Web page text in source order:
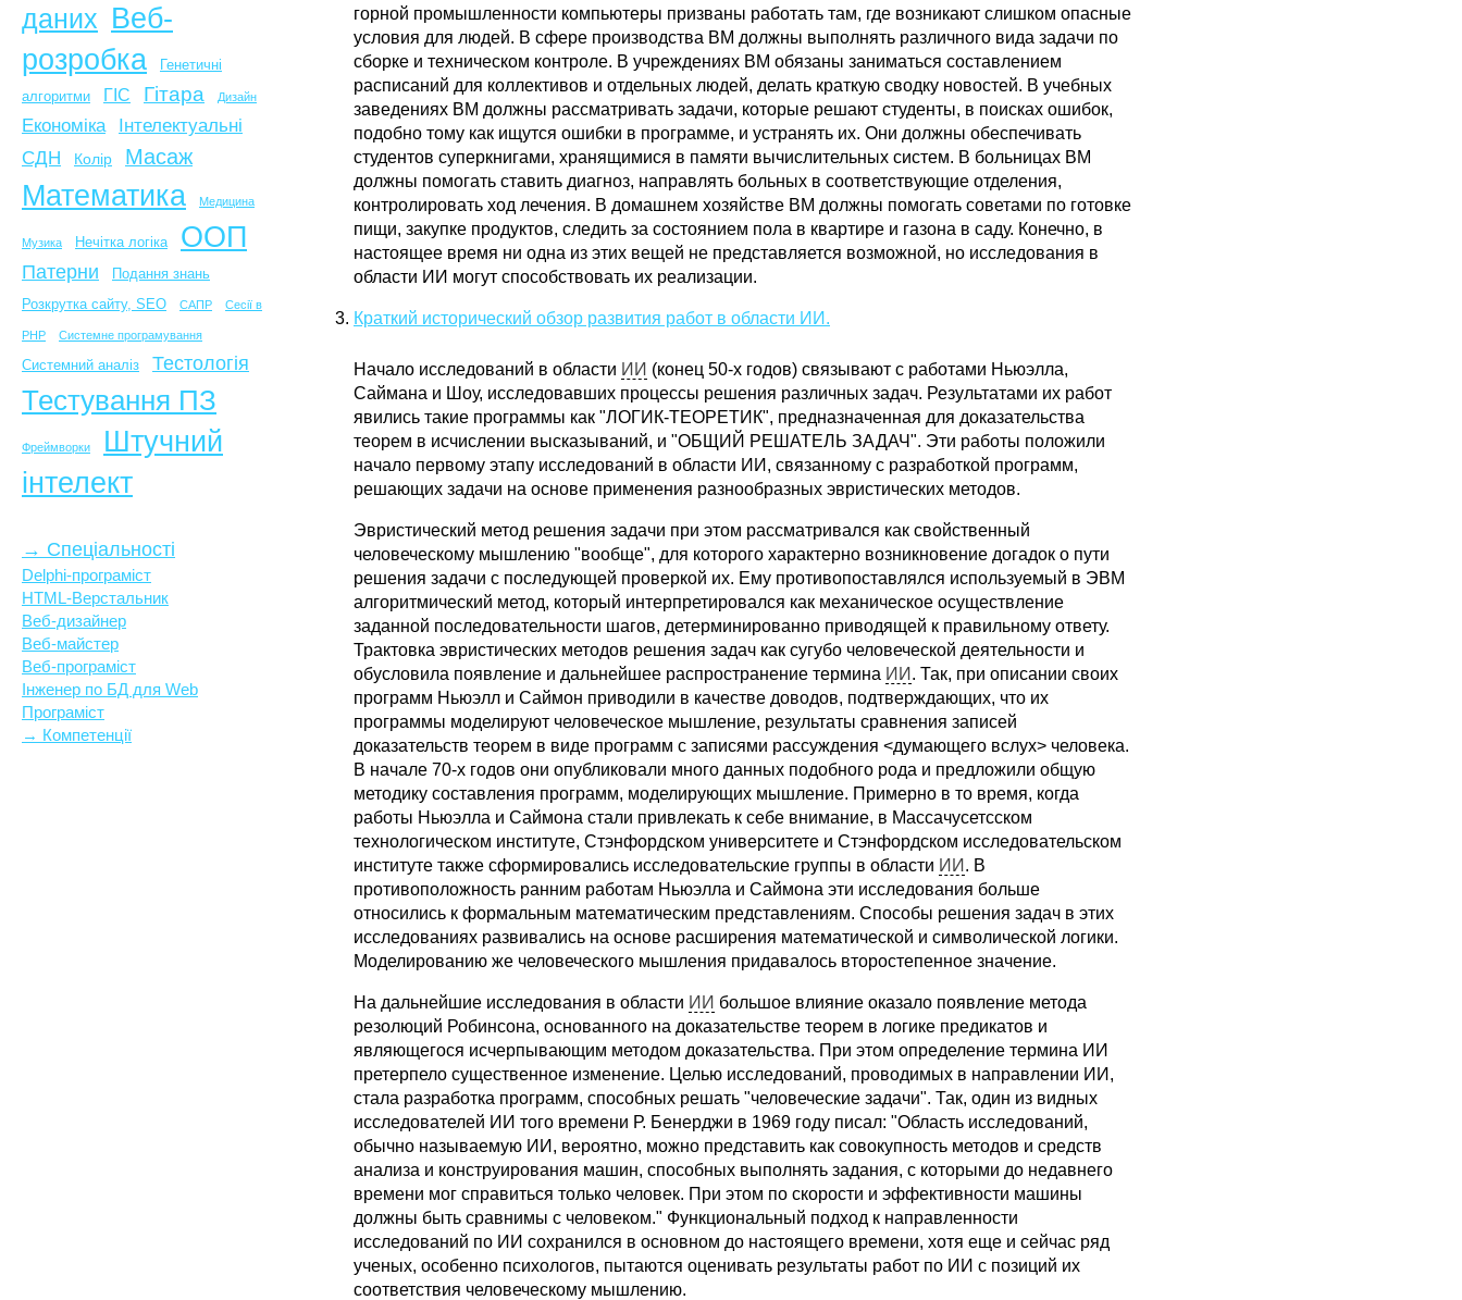
даних Веб-
розробка
Генетичні
алгоритми
ГІС Гітара Дизайн
Економіка
Інтелектуальні
СДН
Колір Масаж
Математика Медицина
Музика Нечітка логіка ООП
Патерни
Подання знань
Розкрутка сайту, SEO
САПР Сесії в
PHP Системне програмування
Системний аналіз Тестологія
Тестування ПЗ
Фреймворки
Штучний
інтелект
→ Спеціальності
Delphi-програміст
HTML-Верстальник
Веб-дизайнер
Веб-майстер
Веб-програміст
Інженер по БД для Web
Програміст
→ Компетенції
горной промышленности компьютеры призваны работать там, где возникают слишком опасные
условия для людей. В сфере производства ВМ должны выполнять различного вида задачи по
сборке и техническом контроле. В учреждениях ВМ обязаны заниматься составлением
расписаний для коллективов и отдельных людей, делать краткую сводку новостей. В учебных
заведениях ВМ должны рассматривать задачи, которые решают студенты, в поисках ошибок,
подобно тому как ищутся ошибки в программе, и устранять их. Они должны обеспечивать
студентов суперкнигами, хранящимися в памяти вычислительных систем. В больницах ВМ
должны помогать ставить диагноз, направлять больных в соответствующие отделения,
контролировать ход лечения. В домашнем хозяйстве ВМ должны помогать советами по готовке
пищи, закупке продуктов, следить за состоянием пола в квартире и газона в саду. Конечно, в
настоящее время ни одна из этих вещей не представляется возможной, но исследования в
области ИИ могут способствовать их реализации.
Краткий исторический обзор развития работ в области ИИ.
Начало исследований в области ИИ (конец 50-х годов) связывают с работами Ньюэлла,
Саймана и Шоу, исследовавших процессы решения различных задач. Результатами их работ
явились такие программы как "ЛОГИК-ТЕОРЕТИК", предназначенная для доказательства
теорем в исчислении высказываний, и "ОБЩИЙ РЕШАТЕЛЬ ЗАДАЧ". Эти работы положили
начало первому этапу исследований в области ИИ, связанному с разработкой программ,
решающих задачи на основе применения разнообразных эвристических методов.
Эвристический метод решения задачи при этом рассматривался как свойственный
человеческому мышлению "вообще", для которого характерно возникновение догадок о пути
решения задачи с последующей проверкой их. Ему противопоставлялся используемый в ЭВМ
алгоритмический метод, который интерпретировался как механическое осуществление
заданной последовательности шагов, детерминированно приводящей к правильному ответу.
Трактовка эвристических методов решения задач как сугубо человеческой деятельности и
обусловила появление и дальнейшее распространение термина ИИ . Так, при описании своих
программ Ньюэлл и Саймон приводили в качестве доводов, подтверждающих, что их
программы моделируют человеческое мышление, результаты сравнения записей
доказательств теорем в виде программ с записями рассуждения <думающего вслух> человека.
В начале 70-х годов они опубликовали много данных подобного рода и предложили общую
методику составления программ, моделирующих мышление. Примерно в то время, когда
работы Ньюэлла и Саймона стали привлекать к себе внимание, в Массачусетсском
технологическом институте, Стэнфордском университете и Стэнфордском исследовательском
институте также сформировались исследовательские группы в области ИИ . В
противоположность ранним работам Ньюэлла и Саймона эти исследования больше
относились к формальным математическим представлениям. Способы решения задач в этих
исследованиях развивались на основе расширения математической и символической логики.
Моделированию же человеческого мышления придавалось второстепенное значение.
На дальнейшие исследования в области ИИ большое влияние оказало появление метода
резолюций Робинсона, основанного на доказательстве теорем в логике предикатов и
являющегося исчерпывающим методом доказательства. При этом определение термина ИИ
претерпело существенное изменение. Целью исследований, проводимых в направлении ИИ,
стала разработка программ, способных решать "человеческие задачи". Так, один из видных
исследователей ИИ того времени Р. Бенерджи в 1969 году писал: "Область исследований,
обычно называемую ИИ, вероятно, можно представить как совокупность методов и средств
анализа и конструирования машин, способных выполнять задания, с которыми до недавнего
времени мог справиться только человек. При этом по скорости и эффективности машины
должны быть сравнимы с человеком." Функциональный подход к направленности
исследований по ИИ сохранился в основном до настоящего времени, хотя еще и сейчас ряд
ученых, особенно психологов, пытаются оценивать результаты работ по ИИ с позиций их
соответствия человеческому мышлению.